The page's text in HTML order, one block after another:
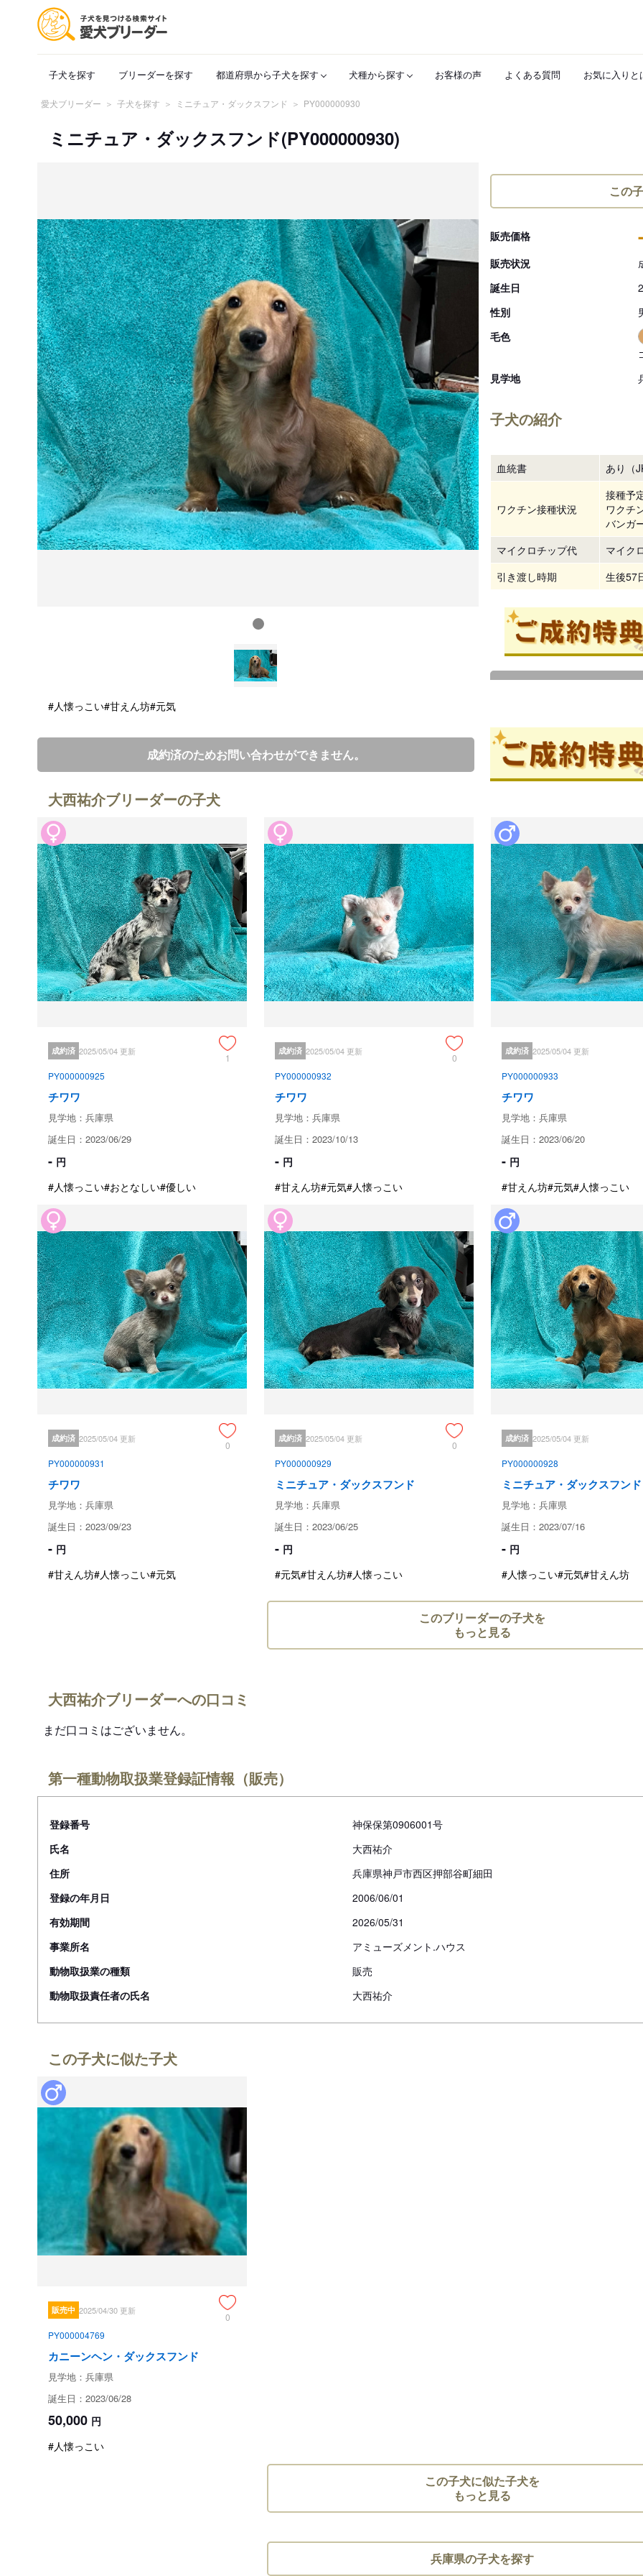
子犬を探す ブリーダーを探す 都道府県から子犬を探す 犬種から探す お客様の声 よくある質問 お気に入りと
愛犬ブリーダー 子犬を探す ミニチュア・ダックスフンド PY000000930
ミニチュア・ダックスフンド(PY000000930)
#人懐っこい#甘えん坊#元気
この
販売価格
販売状況
誕生日
性別
毛色
見学地
子犬の紹介
血統書 あり（
ワクチン接種状況
接種予
ワクチ
バンガ
マイクロチップ代
マイク
引き渡し時期
生後57
ブリーダー情報
大西祐
スタッフみんなで愛情いっぱい
チワワのチャンピオン犬２頭
毎日、1匹ずつ様子を見て餌の
対応を日々心掛けています。
ブリーダーからの紹介文
成約済
保証とサポート
生体保証内容
健康管理には十分に気をつけて
ます。
・お渡し後５日以内に死亡
・日常生活に支障をきたすよう
※ただし、事故などの明らかな過
上記の保証をしておりますが、
当犬舎の仔犬はすべて【健康診
ご安心ください！
なお、ブリーダー、神経質な方
ご了承ください。
引き渡し後のサポート
見学、受け渡しについて
お支払い方法
(基本的には15時以降でお願いし
対面説明・現物確認を実施
成約済のためお問い合わせができません。
大西祐介ブリーダーの子犬
成約済 2025/05/04 更新
1
PY000000925
チワワ
見学地：兵庫県
誕生日：2023/06/29
- 円
#人懐っこい#おとなしい#優しい
成約済 2025/05/04 更新
0
PY000000932
チワワ
見学地：兵庫県
誕生日：2023/10/13
- 円
#甘えん坊#元気#人懐っこい
成約済 2025/05/04 更新
PY000000933
チワワ
見学地：兵庫県
誕生日：2023/06/20
- 円
#甘えん坊#元気#人懐っこい
成約済 2025/05/04 更新
0
PY000000931
チワワ
見学地：兵庫県
誕生日：2023/09/23
- 円
#甘えん坊#人懐っこい#元気
成約済 2025/05/04 更新
0
PY000000929
ミニチュア・ダックスフンド
見学地：兵庫県
誕生日：2023/06/25
- 円
#元気#甘えん坊#人懐っこい
成約済 2025/05/04 更新
PY000000928
ミニチュア・ダックスフンド
見学地：兵庫県
誕生日：2023/07/16
- 円
#人懐っこい#元気#甘えん坊
このブリーダーの子犬を
もっと見る
大西祐介ブリーダーへの口コミ
まだ口コミはございません。
第一種動物取扱業登録証情報（販売）
登録番号
神保保第0906001号
氏名
大西祐介
住所
兵庫県神戸市西区押部谷町細田
登録の年月日
2006/06/01
有効期間
2026/05/31
事業所名
アミューズメント.ハウス
動物取扱業の種類
販売
動物取扱責任者の氏名
大西祐介
この子犬に似た子犬
販売中 2025/04/30 更新
0
PY000004769
カニーンヘン・ダックスフンド
見学地：兵庫県
誕生日：2023/06/28
50,000 円
#人懐っこい
この子犬に似た子犬を
もっと見る
兵庫県の子犬を探す